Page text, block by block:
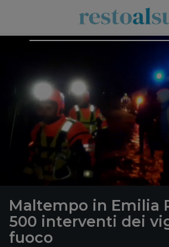
Maltempo in Emilia
500 interventi dei
fuoco